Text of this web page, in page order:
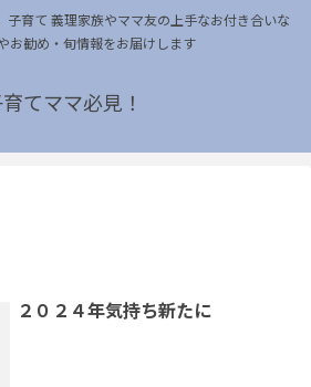
子育て 義理家族やママ友の上手なお付き合いな
お勧め・旬情報をお届けします
てママ必見！
２０２４年気持ち新たに